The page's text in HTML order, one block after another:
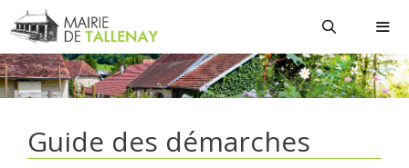
Aller
au
contenu
Guide des démarches